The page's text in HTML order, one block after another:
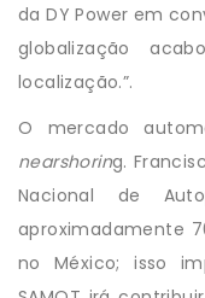
da DY Power em
globalização
localização.”.
O mercado
nearshoring.
Nacional de
aproximadamente
no México; isso